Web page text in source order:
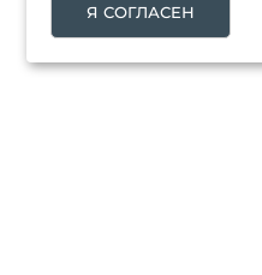
Я СОГЛАСЕН